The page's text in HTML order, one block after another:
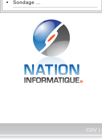
Sondage ...
CGV